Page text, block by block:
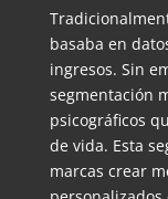
basaba en
ingresos. Sin
segmentación
psicográficos
de vida. Esta
marcas crear